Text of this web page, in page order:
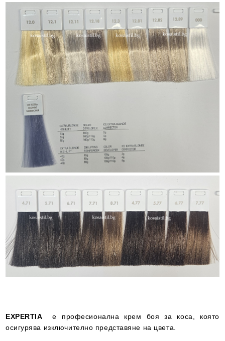
EXPERTIA е професионална крем боя за коса, която
осигурява изключително представяне на цвета.